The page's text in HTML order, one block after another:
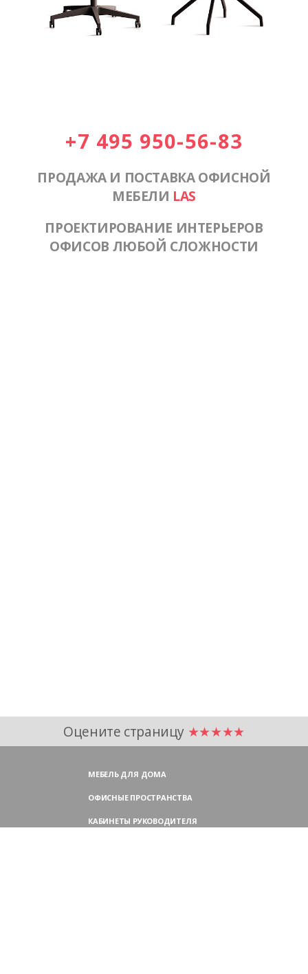
+7 495 950-56-83
ПРОДАЖА И ПОСТАВКА ОФИСНОЙ
МЕБЕЛИ LAS
ПРОЕКТИРОВАНИЕ ИНТЕРЬЕРОВ
ОФИСОВ ЛЮБОЙ СЛОЖНОСТИ
Оцените страницу ★★★★★
МЕБЕЛЬ ДЛЯ ДОМА
ОФИСНЫЕ ПРОСТРАНСТВА
КАБИНЕТЫ РУКОВОДИТЕЛЯ